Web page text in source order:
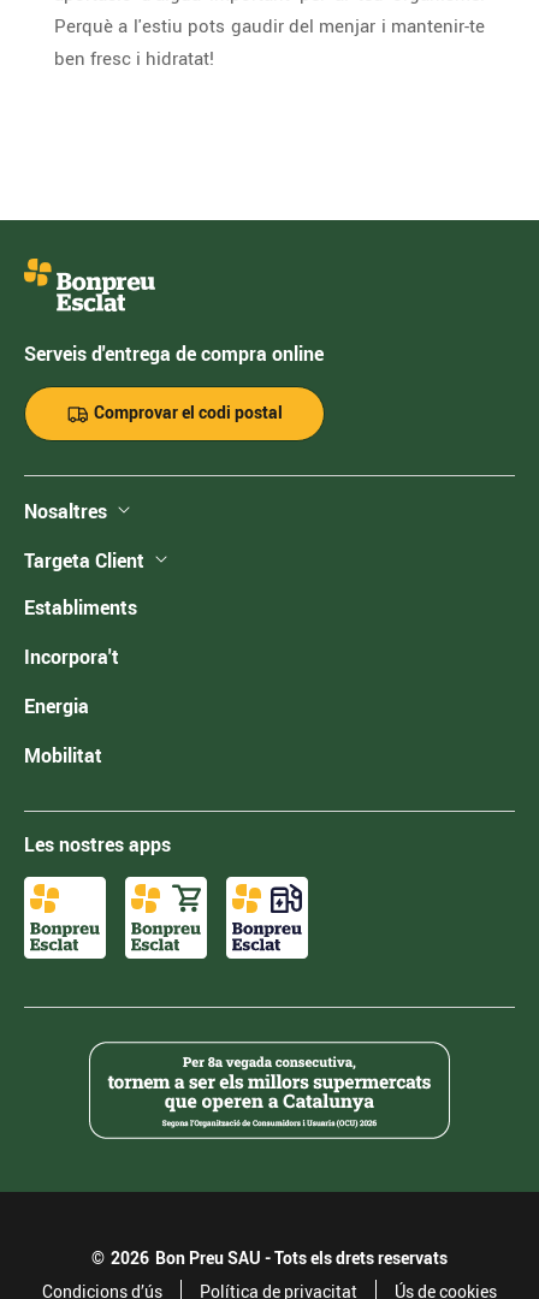
Perquè a l'estiu pots gaudir del menjar i mantenir-te
ben fresc i hidratat!
Serveis d'entrega de compra online
Comprovar el codi postal
Nosaltres
Targeta Client
Establiments
Incorpora't
Energia
Mobilitat
Les nostres apps
© 2026 Bon Preu SAU - Tots els drets reservats
Condicions d’ús
Política de privacitat Ús de cookies